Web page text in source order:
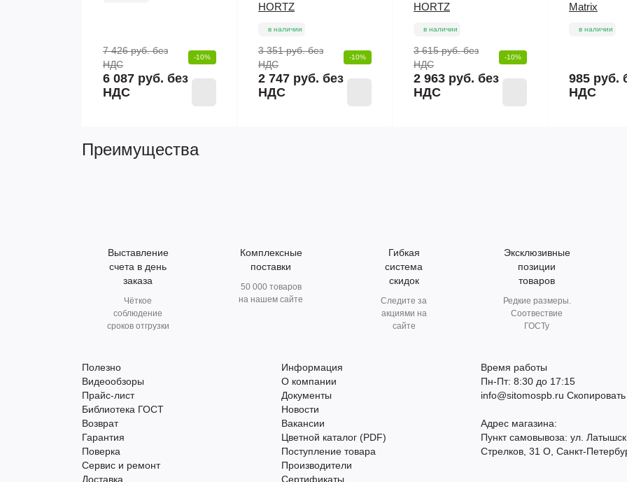
7 426 руб.без
НДС
-10%
6 087 руб. без
НДС
HORTZ
в наличии
3 351 руб.без
НДС
-10%
2 747 руб. без
НДС
HORTZ
в наличии
3 615 руб.без
НДС
-10%
2 963 руб. без
НДС
Matrix
в наличии
985 руб.
НДС
Преимущества
Выставление
счета в день
заказа
Чёткое
соблюдение
сроков отгрузки
Комплексные
поставки
50 000 товаров
на нашем сайте
Гибкая
система
скидок
Следите за
акциями на
сайте
Эксклюзивные
позиции
товаров
Редкие размеры.
Соотвествие
ГОСТу
Полезно
Видеообзоры
Прайс-лист
Библиотека ГОСТ
Возврат
Гарантия
Поверка
Сервис и ремонт
Доставка
Информация
О компании
Документы
Новости
Вакансии
Цветной каталог (PDF)
Поступление товара
Производители
Сертификаты
Время работы
Пн-Пт: 8:30 до 17:15
info@sitomospb.ru Скопировать
Адрес магазина:
Пункт самовывоза: ул.
Стрелков, 31 О, Санкт-